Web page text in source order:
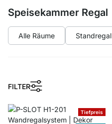
Speisekammer Regal
Alle Räume Standregal
FILTER
1
Tiefpreis